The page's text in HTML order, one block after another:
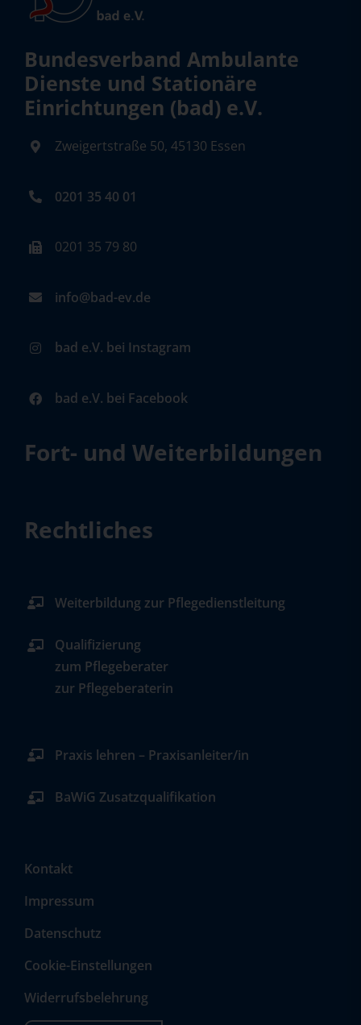
Bundesverband Ambulante
Dienste und Stationäre
Einrichtungen (bad) e.V.
Zweigertstraße 50, 45130 Essen
0201 35 40 01
0201 35 79 80
info@bad-ev.de
bad e.V. bei Instagram
bad e.V. bei Facebook
Fort- und Weiterbildungen
Rechtliches
Weiterbildung zur Pflegedienstleitung
Qualifizierung
zum Pflegeberater
zur Pflegeberaterin
Praxis lehren – Praxisanleiter/in
BaWiG Zusatzqualifikation
Kontakt
Impressum
Datenschutz
Cookie-Einstellungen
Widerrufsbelehrung